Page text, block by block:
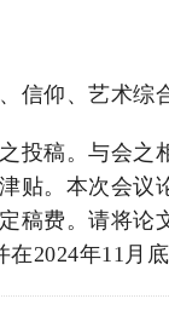
信仰、艺术综
稿。与会之
。本次会
稿费。请将论
2024年11月